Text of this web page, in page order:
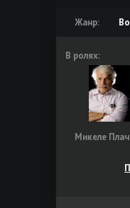
Жанр:
В ролях:
Микеле